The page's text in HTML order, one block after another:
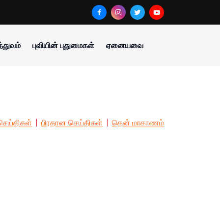
புவியின் புதுமைகள் ஏனையவை
பிரதான செய்திகள் தென் மாகாணம்